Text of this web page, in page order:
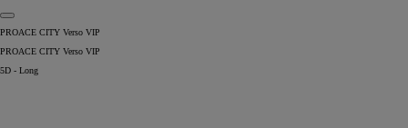
PROACE CITY Verso VIP
PROACE CITY Verso VIP
5D - Long